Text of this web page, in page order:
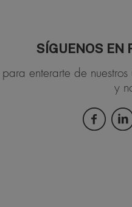
SÍGUENOS EN
para enterarte de
y